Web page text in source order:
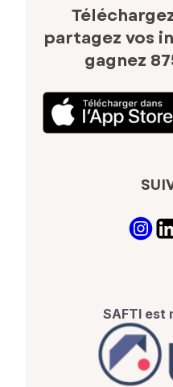
partagez vos
gagnez
SAFTI est